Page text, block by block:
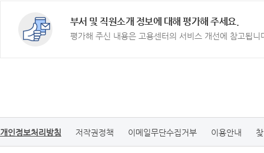
부서 및 직원소개 정보에 대해 평가해 주세요.
평가해 주신 내용은 고용센터의 서비스 개선에 참고됩니
개인정보처리방침 저작권정책 이메일무단수집거부 이용안내